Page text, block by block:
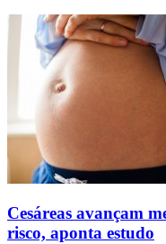
Cesáreas avançam
risco, aponta estudo